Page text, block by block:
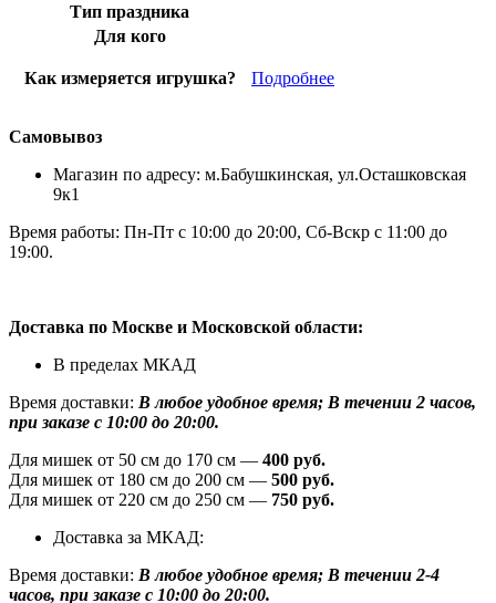
Тип праздника
Для кого
Как измеряется игрушка? Подробнее
Самовывоз
Магазин по адресу: м.Бабушкинская, ул.Осташковская
9к1
Время работы: Пн-Пт с 10:00 до 20:00, Сб-Вскр с 11:00 до
19:00.
Доставка по Москве и Московской области:
В пределах МКАД
Время доставки: В любое удобное время; В течении 2 часов,
при заказе с 10:00 до 20:00.
Для мишек от 50 см до 170 см — 400 руб.
Для мишек от 180 см до 200 см — 500 руб.
Для мишек от 220 см до 250 см — 750 руб.
Доставка за МКАД:
Время доставки: В любое удобное время; В течении 2-4
часов, при заказе с 10:00 до 20:00.